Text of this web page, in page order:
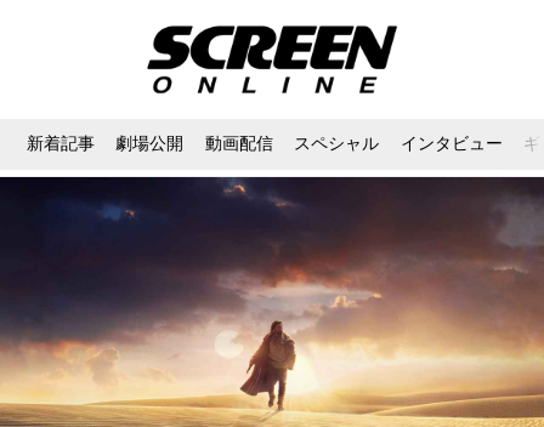
新着記事 劇場公開 動画配信 スペシャル インタビュー